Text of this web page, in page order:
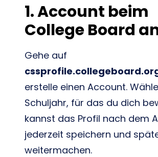
1. Account beim
College Board
Gehe auf
erstelle einen Account.
Schuljahr, für das du dich
kannst das Profil nach dem
jederzeit speichern und
weitermachen.